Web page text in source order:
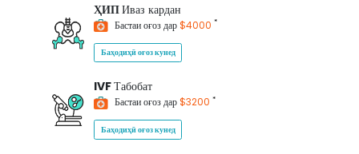
ҲИПИваз кардан
Бастаи оғоз дар$4000 *
Баҳодиҳӣ оғоз кунед
IVFТабобат
Бастаи оғоз дар$3200 *
Баҳодиҳӣ оғоз кунед